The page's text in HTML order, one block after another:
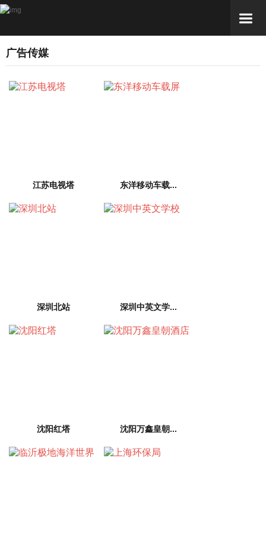
广告传媒
江苏电视塔 东洋移动车载...
深圳北站 深圳中英文学...
沈阳红塔 沈阳万鑫皇朝...